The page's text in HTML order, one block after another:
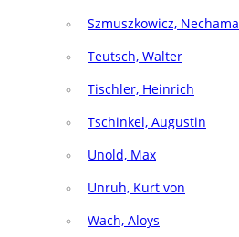
Szmuszkowicz, Nechama
Teutsch, Walter
Tischler, Heinrich
Tschinkel, Augustin
Unold, Max
Unruh, Kurt von
Wach, Aloys